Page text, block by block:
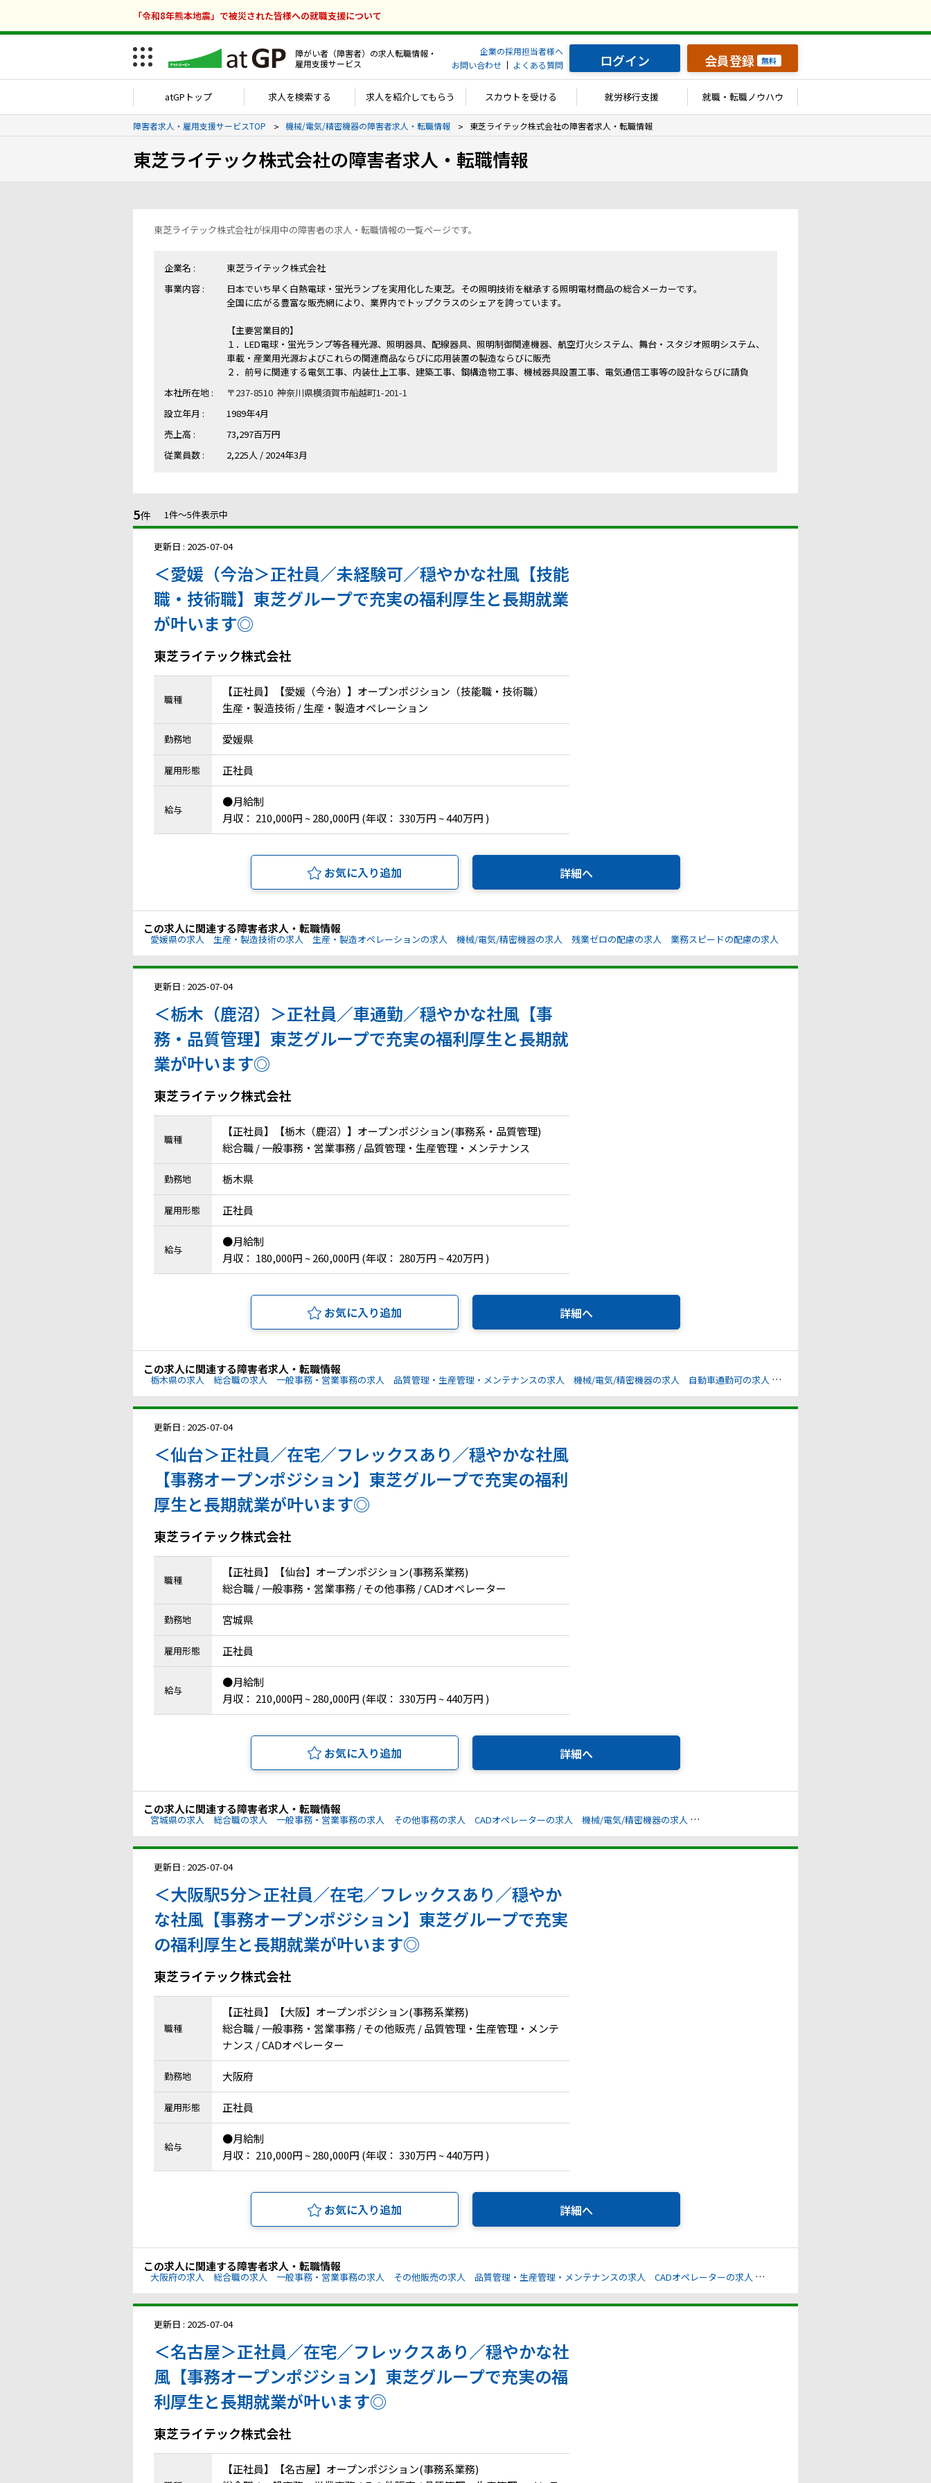
「令和8年熊本地震」で被災された皆様への就職支援について
障がい者（障害者）の求人転職情報・
雇用支援サービス
企業の採用担当者様へ
お問い合わせ
よくある質問 ログイン 会員登録 無料
atGPトップ 求人を検索する 求人を紹介してもらう スカウトを受ける 就労移行支援 就職・転職ノウハウ
障害者求人・雇用支援サービスTOP 機械/電気/精密機器の障害者求人・転職情報 東芝ライテック株式会社の障害者求人・転職情報
東芝ライテック株式会社の障害者求人・転職情報
東芝ライテック株式会社が採用中の障害者の求人・転職情報の一覧ページです。
企業名 :
東芝ライテック株式会社
事業内容 :
日本でいち早く白熱電球・蛍光ランプを実用化した東芝。その照明技術を継承する照明電材商品の総合メーカーです。
全国に広がる豊富な販売網により、業界内でトップクラスのシェアを誇っています。
【主要営業目的】
１．LED電球・蛍光ランプ等各種光源、照明器具、配線器具、照明制御関連機器、航空灯火システム、舞台・スタジオ照明システム、
車載・産業用光源およびこれらの関連商品ならびに応用装置の製造ならびに販売
２．前号に関連する電気工事、内装仕上工事、建築工事、鋼構造物工事、機械器具設置工事、電気通信工事等の設計ならびに請負
本社所在地 :
〒237-8510 神奈川県横須賀市船越町1-201-1
設立年月 :
1989年4月
売上高 :
73,297百万円
従業員数 :
2,225人 / 2024年3月
5件 1件〜5件表示中
更新日 : 2025-07-04
＜愛媛（今治＞正社員／未経験可／穏やかな社風【技能
職・技術職】東芝グループで充実の福利厚生と長期就業
が叶います◎
東芝ライテック株式会社
職種
【正社員】【愛媛（今治）】オープンポジション（技能職・技術職）
生産・製造技術 / 生産・製造オペレーション
勤務地 愛媛県
雇用形態 正社員
給与
●月給制
月収： 210,000円 ~ 280,000円 (年収： 330万円 ~ 440万円 )
お気に入り追加 詳細へ
この求人に関連する障害者求人・転職情報
愛媛県の求人 生産・製造技術の求人 生産・製造オペレーションの求人 機械/電気/精密機器の求人 残業ゼロの配慮の求人 業務スピードの配慮の求人
更新日 : 2025-07-04
＜栃木（鹿沼）＞正社員／車通勤／穏やかな社風【事
務・品質管理】東芝グループで充実の福利厚生と長期就
業が叶います◎
東芝ライテック株式会社
職種
【正社員】【栃木（鹿沼）】オープンポジション(事務系・品質管理)
総合職 / 一般事務・営業事務 / 品質管理・生産管理・メンテナンス
勤務地 栃木県
雇用形態 正社員
給与
●月給制
月収： 180,000円 ~ 260,000円 (年収： 280万円 ~ 420万円 )
お気に入り追加 詳細へ
この求人に関連する障害者求人・転職情報
栃木県の求人 総合職の求人 一般事務・営業事務の求人 品質管理・生産管理・メンテナンスの求人 機械/電気/精密機器の求人 自動車通勤可の求人 残業ゼロの配慮の求人
更新日 : 2025-07-04
＜仙台＞正社員／在宅／フレックスあり／穏やかな社風
【事務オープンポジション】東芝グループで充実の福利
厚生と長期就業が叶います◎
東芝ライテック株式会社
職種
【正社員】【仙台】オープンポジション(事務系業務)
総合職 / 一般事務・営業事務 / その他事務 / CADオペレーター
勤務地 宮城県
雇用形態 正社員
給与
●月給制
月収： 210,000円 ~ 280,000円 (年収： 330万円 ~ 440万円 )
お気に入り追加 詳細へ
この求人に関連する障害者求人・転職情報
宮城県の求人 総合職の求人 一般事務・営業事務の求人 その他事務の求人 CADオペレーターの求人 機械/電気/精密機器の求人 自動車通勤可の求人
更新日 : 2025-07-04
＜大阪駅5分＞正社員／在宅／フレックスあり／穏やか
な社風【事務オープンポジション】東芝グループで充実
の福利厚生と長期就業が叶います◎
東芝ライテック株式会社
職種
【正社員】【大阪】オープンポジション(事務系業務)
総合職 / 一般事務・営業事務 / その他販売 / 品質管理・生産管理・メンテ
ナンス / CADオペレーター
勤務地 大阪府
雇用形態 正社員
給与
●月給制
月収： 210,000円 ~ 280,000円 (年収： 330万円 ~ 440万円 )
お気に入り追加 詳細へ
この求人に関連する障害者求人・転職情報
大阪府の求人 総合職の求人 一般事務・営業事務の求人 その他販売の求人 品質管理・生産管理・メンテナンスの求人 CADオペレーターの求人 機械/電気/精密機器の求人
更新日 : 2025-07-04
＜名古屋＞正社員／在宅／フレックスあり／穏やかな社
風【事務オープンポジション】東芝グループで充実の福
利厚生と長期就業が叶います◎
東芝ライテック株式会社
【正社員】【名古屋】オープンポジション(事務系業務)